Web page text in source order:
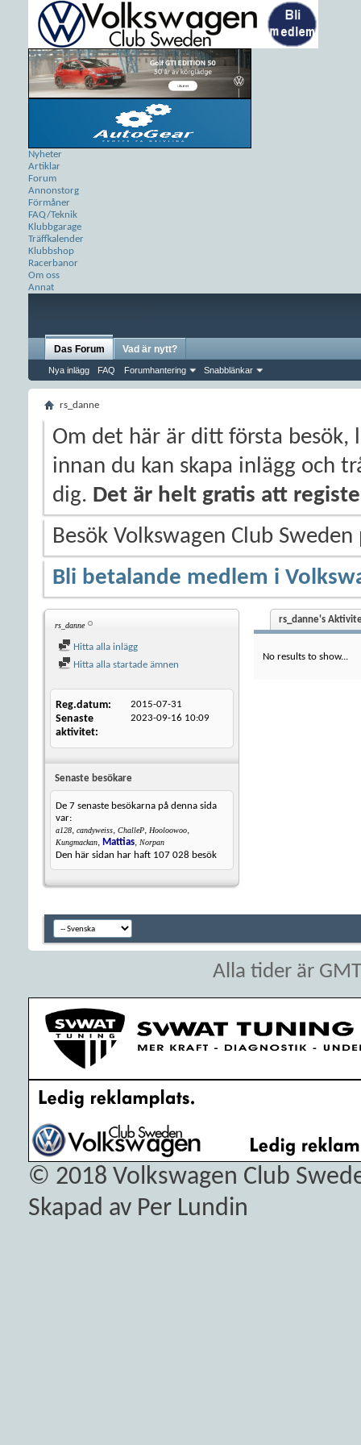
Nyheter
Artiklar
Forum
Annonstorg
Förmåner
FAQ/Teknik
Klubbgarage
Träffkalender
Klubbshop
Racerbanor
Om oss
Annat
Das Forum
Nya inlägg FAQ Forumhantering Snabblänkar
Vad är nytt?
rs_danne
Om det här är ditt första besök,
innan du kan skapa inlägg och
dig. Det är helt gratis att
Besök Volkswagen Club
Bli betalande medlem i
rs_danne
Hitta alla inlägg
Hitta alla startade ämnen
Reg.datum 2015-07-31
Senaste
aktivitet
2023-09-16 10:09
Senaste besökare
De 7 senaste besökarna på denna sida
var:
a128, candyweiss, ChalleP, Hooloowoo,
Kungmackan, Mattias, Norpan
Den här sidan har haft 107 028 besök
rs_danne's
No results to show...
Alla tider är
© 2018 Volkswagen Club
Skapad av Per Lundin